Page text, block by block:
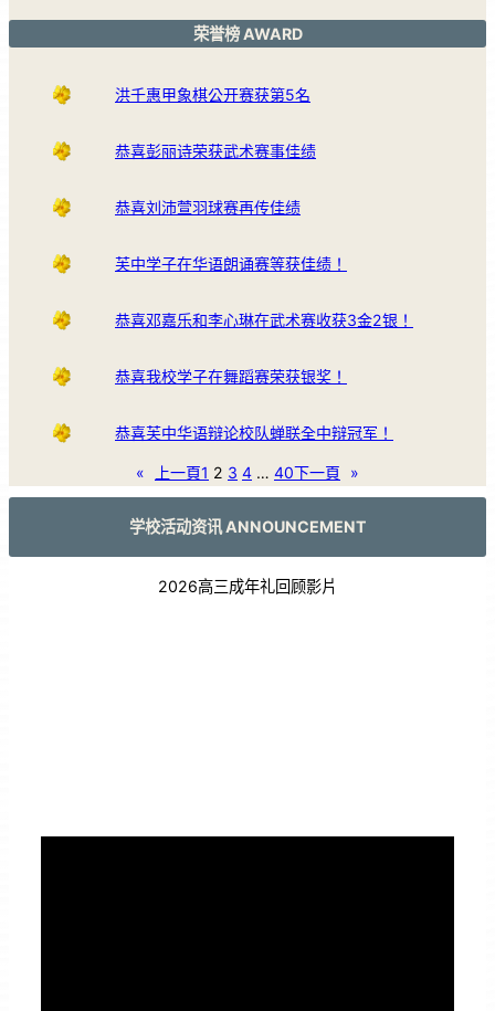
荣誉榜 AWARD
洪千惠甲象棋公开赛获第5名
恭喜彭丽诗荣获武术赛事佳绩
恭喜刘沛萱羽球赛再传佳绩
芙中学子在华语朗诵赛等获佳绩！
恭喜邓嘉乐和李心琳在武术赛收获3金2银！
恭喜我校学子在舞蹈赛荣获银奖！
恭喜芙中华语辩论校队蝉联全中辩冠军！
« 上一頁1 2 3 4 … 40下一頁 »
学校活动资讯 ANNOUNCEMENT
2026高三成年礼回顾影片